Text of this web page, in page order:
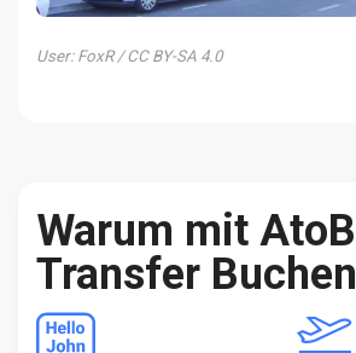
User: FoxR / CC BY-SA 4.0
Warum mit AtoB
Transfer Buchen